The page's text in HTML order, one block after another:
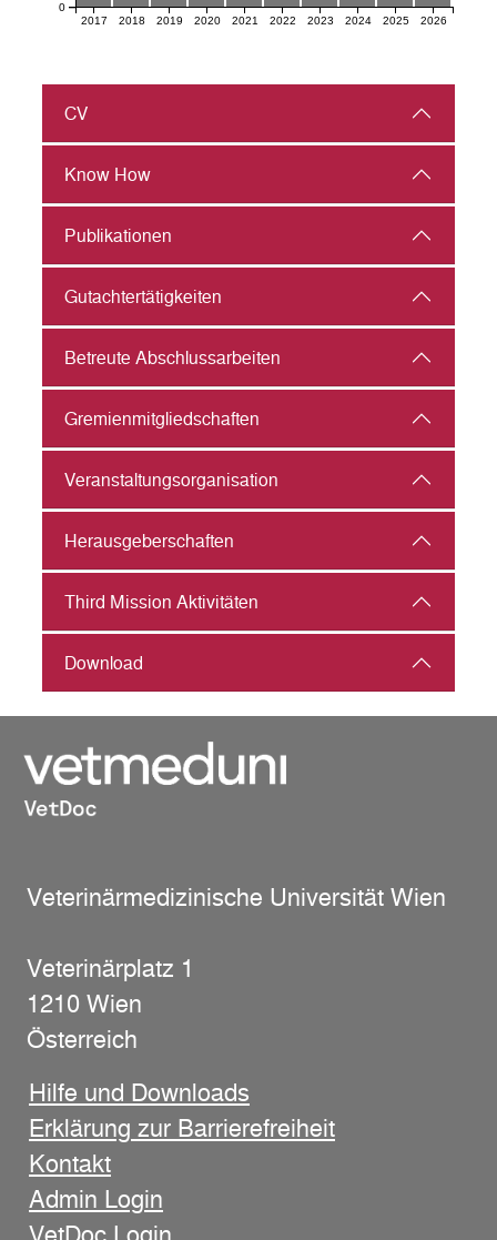
2017 2018 2019 2020 2021 2022 2023 2024 2025 2026
0
CV
Know How
Publikationen
Gutachter­tätigkeiten
Betreute Abschlussarbeiten
Gremienmitgliedschaften
Veranstaltungs­organisation
Herausgeberschaften
Third Mission Aktivitäten
Download
Veterinärmedizinische Universität Wien
Veterinärplatz 1
1210 Wien
Österreich
Hilfe und Downloads
Erklärung zur Barrierefreiheit
Kontakt
Admin Login
VetDoc Login